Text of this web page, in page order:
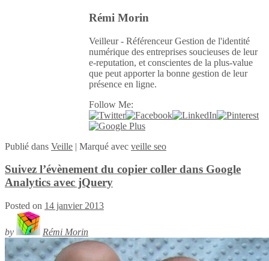
Rémi Morin
Veilleur - Référenceur Gestion de l'identité
numérique des entreprises soucieuses de leur
e-reputation, et conscientes de la plus-value
que peut apporter la bonne gestion de leur
présence en ligne.
Follow Me:
Publié dans Veille | Marqué avec veille seo
Suivez l’évènement du copier coller dans Google
Analytics avec jQuery
Posted on 14 janvier 2013
by Rémi Morin